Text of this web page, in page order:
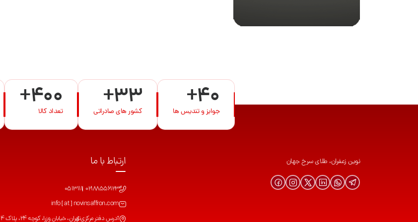
+40
جوایز و تندیس ها +33
کشور های صادراتی +400
تعداد کالا
نوین زعفران، طلای سرخ جهان ارتباط با ما
02188556123
0513111
info [ at ] novinsaffron.com
آدرس دفتر مرکزیتهران، خیابان وزرا، کوچه 24، پلاک 4